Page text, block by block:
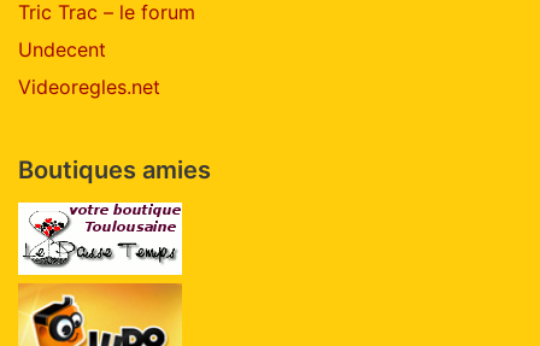
Tric Trac – le forum
Undecent
Videoregles.net
Boutiques amies